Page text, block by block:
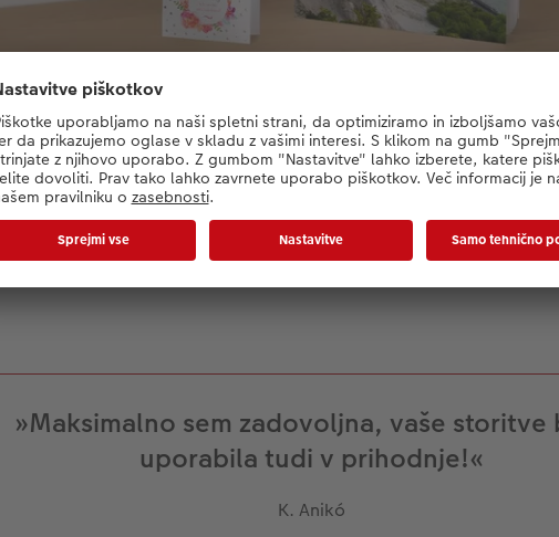
ali voščilnica - naša garancija zadovoljstva velja za vse
procesu izdelave in v roku enega meseca od prevzema
dovolj skrbno, vas prosimo, da stopite v stik z našim
našli najboljšo rešitev!
»Maksimalno sem zadovoljna, vaše storitve
uporabila tudi v prihodnje!«
K. Anikó